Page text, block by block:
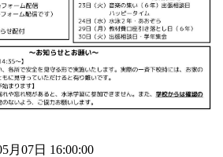
月07日 16:00:00